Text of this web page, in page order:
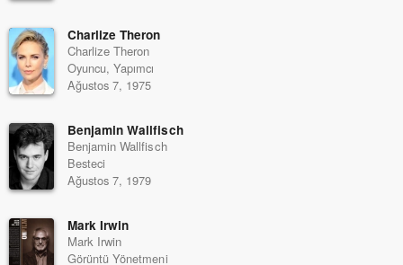
Charlize Theron
Charlize Theron
Oyuncu, Yapımcı
Ağustos 7, 1975
Benjamin Wallfisch
Benjamin Wallfisch
Besteci
Ağustos 7, 1979
Mark Irwin
Mark Irwin
Görüntü Yönetmeni